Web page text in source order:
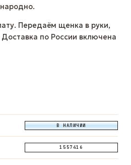
Передаём щенка в руки,
по России включена
В НАЛИЧИИ
1557416